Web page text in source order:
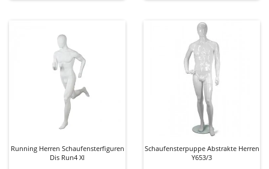
Running Herren Schaufensterfiguren
Dis Run4 Xl
Schaufensterpuppe Abstrakte Herren
Y653/3